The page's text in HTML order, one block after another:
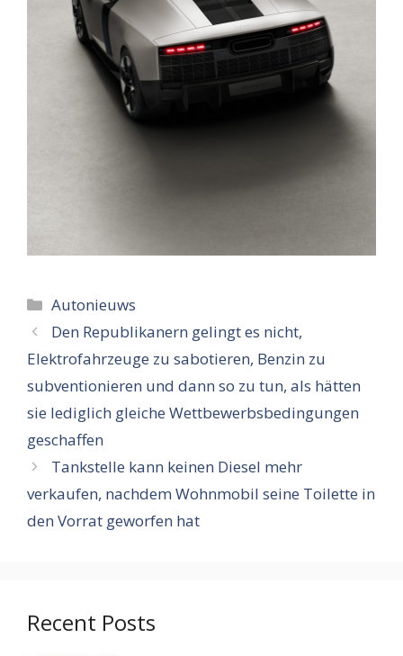
Categorieën
Autonieuws
Den Republikanern gelingt es nicht,
Elektrofahrzeuge zu sabotieren, Benzin zu
subventionieren und dann so zu tun, als hätten
sie lediglich gleiche Wettbewerbsbedingungen
geschaffen
Tankstelle kann keinen Diesel mehr
verkaufen, nachdem Wohnmobil seine Toilette in
den Vorrat geworfen hat
Recent Posts